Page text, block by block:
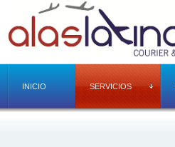
INICIO SERVICIOS